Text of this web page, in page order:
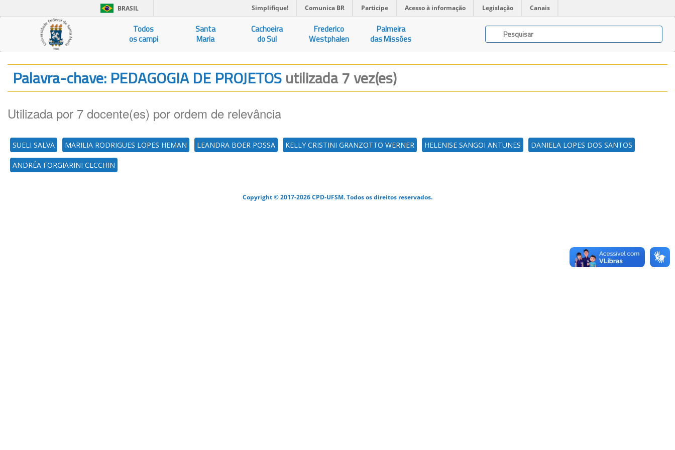
BRASIL Simplifique! Comunica BR Participe Acesso à informação Legislação Canais
Todos
os campi
Santa
Maria
Cachoeira
do Sul
Frederico
Westphalen
Palmeira
das Missões
Palavra-chave: PEDAGOGIA DE PROJETOSutilizada 7 vez(es)
Utilizada por 7 docente(es) por ordem de relevância
SUELI SALVA MARILIA RODRIGUES LOPES HEMAN LEANDRA BOER POSSA KELLY CRISTINI GRANZOTTO WERNER HELENISE SANGOI ANTUNES DANIELA LOPES DOS SANTOS
ANDRÉA FORGIARINI CECCHIN
Copyright © 2017-2026 CPD-UFSM. Todos os direitos reservados.